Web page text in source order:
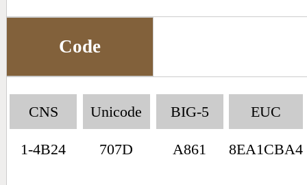
Code
CNS
1-4B24
Unicode
707D
BIG-5
A861
EUC
8EA1CBA4